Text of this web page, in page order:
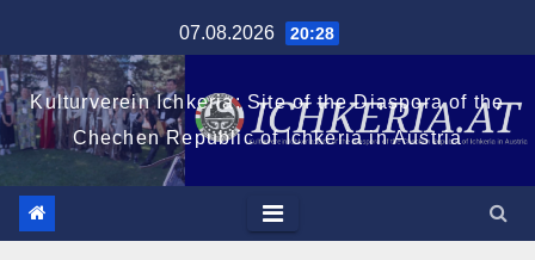
к
содержимому
07.08.2026 20:28
Kulturverein Ichkeria: Site of the Diaspora of the
Chechen Republic of Ichkeria in Austria